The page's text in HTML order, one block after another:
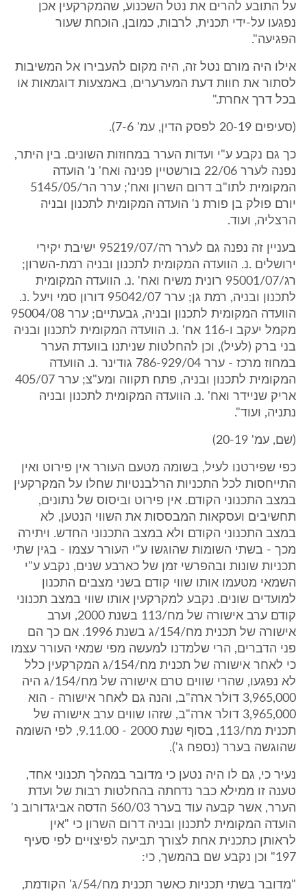
על התובע להרים את נטל השכנוע, שהמקרקעין אכן
נפגעו על-ידי תכנית, לרבות, כמובן, הוכחת שעור
הפגיעה".
אילו היה מורם נטל זה, היה מקום להעבירו אל המשיבות
לסתור את חוות דעת המערערים, באמצעות דוגמאות או
בכל דרך אחרת."
(סעיפים 20-19 לפסק הדין, עמ' 7-6).
כך גם נקבע ע"י ועדות הערר במחוזות השונים. בין היתר,
נפנה לערר 22/06 בורשטיין פנינה ואח' נ' הועדה
המקומית לתו"ב דרום השרון ואח'; ערר הר/5145/05
יורם פולק בן פורת נ' הועדה המקומית לתכנון ובניה
הרצליה, ועוד.
בעניין זה נפנה גם לערר רה/95219/07 ישיבת יקירי
ירושלים .נ. הוועדה המקומית לתכנון ובניה רמת-השרון;
רג/95001/07 רונית משיח ואח' .נ. הוועדה המקומית
לתכנון ובניה, רמת גן; ערר 95042/07 דורון סמי ויעל .נ.
הוועדה המקומית לתכנון ובניה, גבעתיים; ערר 95004/08
מקמל יעקב ו-116 אח' .נ. הוועדה המקומית לתכנון ובניה
בני ברק (לעיל), וכן להחלטות שניתנו בוועדת הערר
במחוז מרכז - ערר 786-929/04 גודינר .נ. הוועדה
המקומית לתכנון ובניה, פתח תקווה ומע"צ; ערר 405/07
אריק שניידר ואח' .נ. הוועדה המקומית לתכנון ובניה
נתניה, ועוד".
(שם, עמ' 20-19)
כפי שפירטנו לעיל, בשומה מטעם העורר אין פירוט ואין
התייחסות לכל התכניות הרלבנטיות שחלו על המקרקעין
במצב התכנוני הקודם. אין פירוט וביסוס של נתונים,
תחשיבים ועסקאות המבססות את השווי הנטען, לא
במצב התכנוני הקודם ולא במצב התכנוני החדש. ויתירה
מכך - בשתי השומות שהוגשו ע"י העורר עצמו - בגין שתי
תכניות שונות ובהפרשי זמן של כארבע שנים, נקבע ע"י
השמאי מטעמו אותו שווי קודם בשני מצבים התכנון
למועדים שונים. נקבע למקרקעין אותו שווי במצב תכנוני
קודם ערב אישורה של מח/113 בשנת 2000, וערב
אישורה של תכנית מח/154/ג בשנת 1996. אם כך הם
פני הדברים, הרי שלמדנו למעשה מפי שמאי העורר עצמו
כי לאחר אישורה של תכנית מח/154/ג המקרקעין כלל
לא נפגעו, שהרי שווים טרם אישורה של מח/154/ג היה
3,965,000 דולר ארה"ב, והנה גם לאחר אישורה - הוא
3,965,000 דולר ארה"ב, שזהו שווים ערב אישורה של
תכנית מח/113, בסוף שנת 2000 - 9.11.00, לפי השומה
שהוגשה בערר (נספח ג').
נעיר כי, גם לו היה נטען כי מדובר במהלך תכנוני אחד,
טענה זו ממילא כבר נדחתה בהחלטות רבות של ועדת
הערר, אשר קבעה עוד בערר 560/03 הדסה אביגדורוב נ'
הועדה המקומית לתכנון ובניה דרום השרון כי "אין
לראותן כתכנית אחת לצורך תביעה לפיצויים לפי סעיף
197" וכן נקבע שם בהמשך, כי:
"מדובר בשתי תכניות כאשר תכנית מח/54/ג' הקודמת,